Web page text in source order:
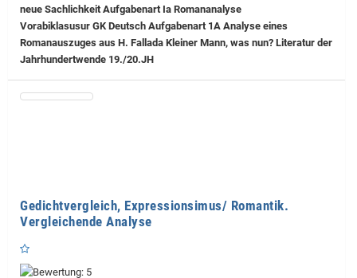
neue Sachlichkeit Aufgabenart Ia Romananalyse
Vorabiklasusur GK Deutsch Aufgabenart 1A Analyse eines
Romanauszuges aus H. Fallada Kleiner Mann, was nun? Literatur der
Jahrhundertwende 19./20.JH
Gedichtvergleich, Expressionsimus/ Romantik.
Vergleichende Analyse